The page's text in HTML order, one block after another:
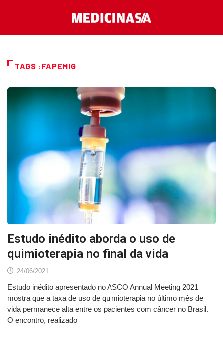
TAGS :FAPEMIG
Estudo inédito aborda o uso de
quimioterapia no final da vida
24/06/2021
Estudo inédito apresentado no ASCO Annual Meeting 2021
mostra que a taxa de uso de quimioterapia no último mês de
vida permanece alta entre os pacientes com câncer no Brasil.
O encontro, realizado